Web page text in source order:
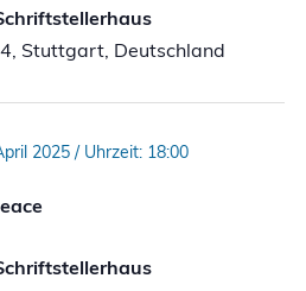
Stuttgart, Deutschland
2025 / Uhrzeit: 18:00